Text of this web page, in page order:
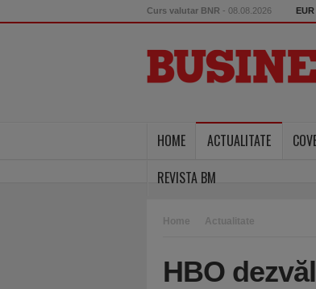
Curs valutar BNR - 08.08.2026 EUR
HOME ACTUALITATE
REVISTA BM
Home Actualitate
HBO